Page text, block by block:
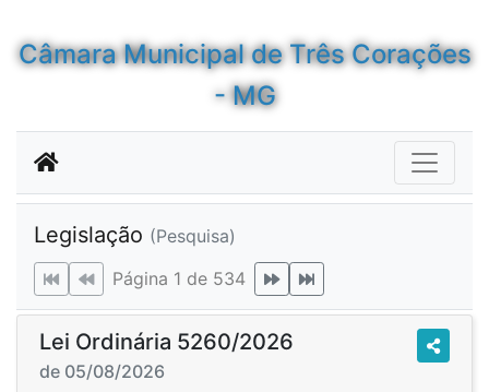
Câmara Municipal de Três Corações
- MG
Legislação (Pesquisa)
Página 1 de 534
Lei Ordinária 5260/2026
de 05/08/2026